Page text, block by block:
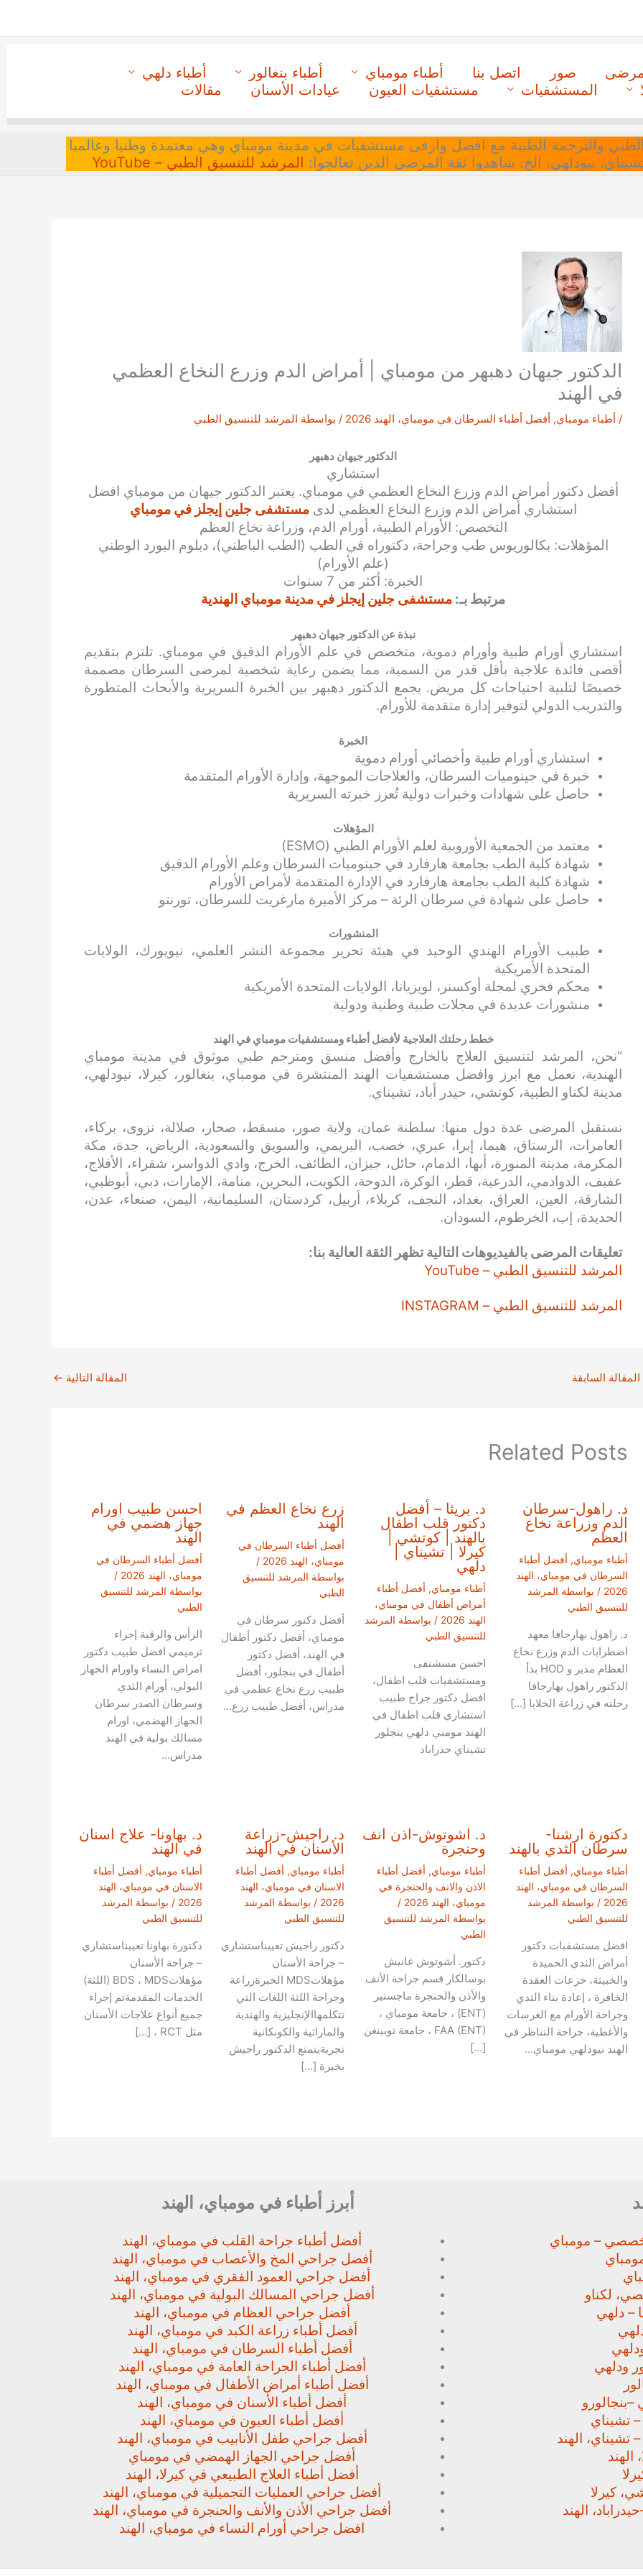
صور اتصل بنا أطباء مومباي أطباء بنغالور
أطباء دلهي
المستشفيات مستشفيات العيون عيادات الأسنان مقالات
الطبي والترجمة الطبية مع افضل وارقى مستشفيات في مدينة مومباي وهي معتمدة وطنيا وعالميا
تشيناي، نيودلهي، الخ. شاهدوا ثقة المرضى الذين تعالجوا: المرشد للتنسيق الطبي – YouTube
الدكتور جيهان دهبهر من مومباي | أمراض الدم وزرع النخاع العظمي
في الهند
/ أطباء مومباي, أفضل أطباء السرطان في مومباي، الهند 2026 / بواسطة المرشد للتنسيق الطبي
الدكتور جيهان دهبهر
استشاري
أفضلدكتور أمراض الدم وزرع النخاع العظمي في مومباي. يعتبر الدكتور جيهان من مومباي افضل
استشاري أمراض الدم وزرع النخاع العظمي لدىمستشفى جلين إيجلز في مومباي
التخصص: الأورام الطبية، أورام الدم، وزراعة نخاع العظم
المؤهلات: بكالوريوس طب وجراحة، دكتوراه في الطب (الطب الباطني)، دبلوم البورد الوطني
(علم الأورام)
الخبرة: أكثر من 7 سنوات
مرتبط بـ: مستشفى جلين إيجلز في مدينة مومباي الهندية
نبذة عن الدكتور جيهان دهبهر
استشاري أورام طبية وأورام دموية، متخصص في علم الأورام الدقيق في مومباي. تلتزم بتقديم
أقصى فائدة علاجية بأقل قدر من السمية، مما يضمن رعاية شخصية لمرضى السرطان مصممة
خصيصًا لتلبية احتياجات كل مريض. يجمع الدكتور دهبهر بين الخبرة السريرية والأبحاث المتطورة
والتدريب الدولي لتوفير إدارة متقدمة للأورام.
الخبرة
استشاري أورام طبية وأخصائي أورام دموية
خبرة في جينوميات السرطان، والعلاجات الموجهة، وإدارة الأورام المتقدمة
حاصل على شهادات وخبرات دولية تُعزز خبرته السريرية
المؤهلات
معتمد من الجمعية الأوروبية لعلم الأورام الطبي (ESMO)
شهادة كلية الطب بجامعة هارفارد في جينوميات السرطان وعلم الأورام الدقيق
شهادة كلية الطب بجامعة هارفارد في الإدارة المتقدمة لأمراض الأورام
حاصل على شهادة في سرطان الرئة – مركز الأميرة مارغريت للسرطان، تورنتو
المنشورات
طبيب الأورام الهندي الوحيد في هيئة تحرير مجموعة النشر العلمي، نيويورك، الولايات
المتحدة الأمريكية
محكم فخري لمجلة أوكسنر، لويزيانا، الولايات المتحدة الأمريكية
منشورات عديدة في مجلات طبية وطنية ودولية
خطط رحلتك العلاجية لأفضل أطباء ومستشفيات مومباي في الهند
“نحن، المرشد لتنسيق العلاج بالخارج وأفضل منسق ومترجم طبي موثوق في مدينة مومباي
الهندية، نعمل مع ابرز وافضل مستشفيات الهند المنتشرة في مومباي، بنغالور، كيرلا، نيودلهي،
مدينة لكناو الطبية، كوتشي، حيدر أباد، تشيناي.
نستقبل المرضى عدة دول منها: سلطنة عمان، ولاية صور، مسقط، صحار، صلالة، نزوى، بركاء،
العامرات، الرستاق، هيما، إبرا، عبري، خصب، البريمي، والسويق والسعودية، الرياض، جدة، مكة
المكرمة، مدينة المنورة، أبها، الدمام، حائل، جيزان، الطائف، الخرج، وادي الدواسر، شقراء، الأفلاج،
عفيف، الدوادمي، الدرعية، قطر، الوكرة، الدوحة، الكويت، البحرين، منامة، الإمارات، دبي، أبوظبي،
الشارقة، العين، العراق، بغداد، النجف، كربلاء، أربيل، كردستان، السليمانية، اليمن، صنعاء، عدن،
الحديدة، إب، الخرطوم، السودان.
تعليقات المرضى بالفيديوهات التالية تظهر الثقة العالية بنا:
المرشد للتنسيق الطبي – YouTube
المرشد للتنسيق الطبي – INSTAGRAM
المقالة السابقة المقالة التالية ←
Related Posts
د. راهول-سرطان
الدم وزراعة نخاع
العظم
أطباء مومباي, أفضل أطباء
السرطان في مومباي، الهند
2026 / بواسطة المرشد
للتنسيق الطبي
د. راهول بهارجافا معهد
اضطرابات الدم وزرع نخاع
العظام مدير و HOD بدأ
الدكتور راهول بهارجافا
رحلته في زراعة الخلايا […]
د. بريثا – أفضل
دكتور قلب اطفال
بالهند | كوتشي |
كيرلا | تشيناي |
دلهي
أطباء مومباي, أفضل أطباء
أمراض أطفال في مومباي،
الهند 2026
/ بواسطة المرشد
للتنسيق الطبي
احسن مسشتفى
ومستشفيات قلب اطفال،
افضل دكتور جراح طبيب
استشاري قلب اطفال في
الهند مومبي دلهي بنجلور
تشيناي حدراباد
زرع نخاع العظم في
الهند
أفضل أطباء السرطان في
مومباي، الهند 2026
/
بواسطة المرشد للتنسيق
الطبي
أفضل دكتور سرطان في
مومباي، أفضل دكتور أطفال
في الهند، أفضل دكتور
أطفال في بنجلور، أفضل
طبيب زرع نخاع عظمي في
مدراس، أفضل طبيب زرع…
احسن طبيب اورام
جهاز هضمي في
الهند
أفضل أطباء السرطان في
مومباي، الهند 2026
/
بواسطة المرشد للتنسيق
الطبي
الرأس والرقبة إجراء
ترميمي افضل طبيب دكتور
امراض النساء واورام الجهاز
البولي، أورام الثدي
وسرطان الصدر سرطان
الجهاز الهضمي، اورام
مسالك بولية في الهند
مدراس…
دكتورة ارشنا-
سرطان الثدي بالهند
أطباء مومباي, أفضل أطباء
السرطان في مومباي، الهند
2026 / بواسطة المرشد
للتنسيق الطبي
افضل مستشفيات دكتور
أمراض الثدي الحميدة
والخبيثة، خزعات العقدة
الخافرة ، إعادة بناء الثدي
وجراحة الأورام مع الغرسات
والأغطية، جراحة التناظر في
الهند نيودلهي مومباي…
د. اشوتوش-اذن انف
وحنجرة
أطباء مومباي, أفضل أطباء
الاذن والانف والحنجرة في
مومباي، الهند 2026
/
بواسطة المرشد للتنسيق
الطبي
دكتور. أشوتوش غانيش
بوسالكار قسم جراحة الأنف
والأذن والحنجرة ماجستير
(ENT) ، جامعة مومباي ،
FAA (ENT) ، جامعة توبينغن
[…]
د. راجيش-زراعة
الأسنان في الهند
أطباء مومباي, أفضل أطباء
الاسنان في مومباي، الهند
2026 / بواسطة المرشد
للتنسيق الطبي
دكتور راجيش تعييناستشاري
– جراحة الأسنان
مؤهلاتMDS الخبرةزراعة
وجراحة اللثة اللغات التي
تتكلمهاالإنجليزية والهندية
والماراثية والكونكانية
تجربةيتمتع الدكتور راجيش
بخبرة […]
د. بهاونا- علاج اسنان
في الهند
أطباء مومباي, أفضل أطباء
الاسنان في مومباي، الهند
2026 / بواسطة المرشد
للتنسيق الطبي
دكتورة بهاونا تعييناستشاري
– جراحة الأسنان
مؤهلاتBDS ، MDS (اللثة)
الخدمات المقدمةتم إجراء
جميع أنواع علاجات الأسنان
مثل RCT ، […]
– مومباي
لكناو
– دلهي
ودلهي
–بنجالورو
– تشيناي
تشيناي، الهند
الهند
كيرلا
حيدراباد، الهند
أبرز أطباء في مومباي، الهند
أفضل أطباء جراحة القلب في مومباي، الهند
أفضل جراحي المخ والأعصاب في مومباي، الهند
أفضل جراحي العمود الفقري في مومباي، الهند
أفضل جراحي المسالك البولية في مومباي، الهند
أفضل جراحي العظام في مومباي، الهند
أفضل أطباء زراعة الكبد في مومباي، الهند
أفضل أطباء السرطان في مومباي، الهند
أفضل أطباء الجراحة العامة في مومباي، الهند
أفضل أطباء أمراض الأطفال في مومباي، الهند
أفضل أطباء الأسنان في مومباي، الهند
أفضل أطباء العيون في مومباي، الهند
أفضل جراحي طفل الأنابيب في مومباي، الهند
أفضل جراحي الجهاز الهمضي في مومباي
أفضل أطباء العلاج الطبيعي في كيرلا، الهند
أفضل جراحي العمليات التجميلية في مومباي، الهند
أفضل جراحي الأذن والأنف والحنجرة في مومباي، الهند
افضل جراحي أورام النساء في مومباي، الهند